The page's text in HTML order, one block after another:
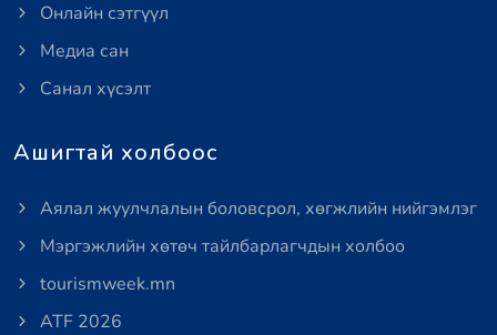
Онлайн сэтгүүл
Медиа сан
Санал хүсэлт
Ашигтай холбоос
Аялал жуулчлалын боловсрол, хөгжлийн нийгэмлэг
Мэргэжлийн хөтөч тайлбарлагчдын холбоо
tourismweek.mn
ATF 2026